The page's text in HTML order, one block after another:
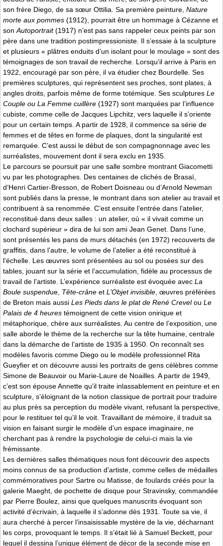
son frère Diego, de sa sœur Ottilia. Sa première peinture, Nature
morte aux pommes (1912), pourrait être un hommage à Cézanne et
son Autoportrait(1917) n’est pas sans rappeler ceux peints par son
père dans une tradition postimpressioniste. Il s’essaie à la sculpture
et plusieurs « plâtres enduits d’un isolant pour le moulage » sont des
témoignages de son travail de recherche. Lorsqu’il arrive à Paris en
1922, encouragé par son père, il va étudier chez Bourdelle. Ses
premières sculptures, qui représentent ses proches, sont plates, à
angles droits, parfois même de forme totémique. Ses sculptures Le
Couple ou La Femme cuillère (1927) sont marquées par l’influence
cubiste, comme celle de Jacques Lipchitz, vers laquelle il s’oriente
pour un certain temps. A partir de 1928, il commence sa série de
femmes et de têtes en forme de plaques, dont la singularité est
remarquée. C’est aussi le début de son compagnonnage avec les
surréalistes, mouvement dont il sera exclu en 1935.
Le parcours se poursuit par une salle sombre montrant Giacometti
vu par les photographes. Des centaines de clichés de Brasaï,
d’Henri Cartier-Bresson, de Robert Doisneau ou d’Arnold Newman
sont publiés dans la presse, le montrant dans son atelier au travail et
contribuent à sa renommée. C’est ensuite l’entrée dans l’atelier,
reconstitué dans deux salles : un atelier, où « il vivait comme un
clochard supérieur » dira de lui son ami Jean Genet. Dans l’une,
sont présentés les pans de murs détachés (en 1972) recouverts de
graffitis, dans l’autre, le volume de l’atelier a été reconstitué à
l’échelle. Les œuvres sont présentées au sol ou posées sur des
tables, jouant sur la série et l’accumulation, fidèle au processus de
travail de l’artiste. L’expérience surréaliste est évoquée avec La
Boule suspendue, Tête-crâne et L’Objet invisible , œuvres préférées
de Breton mais aussi Les Pieds dans le plat de René Crevelou Le
Palais de 4 heures témoignent de cette vision onirique et
métaphorique, chère aux surréalistes. Au centre de l’exposition, une
salle aborde le thème de la recherche sur la tête humaine, centrale
dans la démarche de l’artiste de 1935 à 1950. On reconnaît ses
modèles favoris comme Diego ou le modèle professionnel Rita
Gueyfier et on découvre aussi les portraits de gens célèbres comme
Simone de Beauvoir ou Marie-Laure de Noailles. A partir de 1949,
c’est son épouse Annette qu’il traite inlassablement en peinture et en
sculpture, s’éloignant de la notion classique de portrait pour traduire
au plus près sa perception du modèle vivant, refusant la perspective,
pour le restituer tel qu’il le voit. Travaillant de mémoire, il traduit sa
vision en faisant surgir le modèle d’un espace imaginaire, ne
cherchant pas à rendre la psychologie de celui-ci mais la vie
frémissante.
Les dernières salles thématiques nous font découvrir des aspects
moins connus de sa production d’artiste, comme celles de médailles
commémoratives pour Sartre ou Matisse, de foulards créés pour la
galerie Maeght, de pochette de disque pour Stravinsky, commandée
par Pierre Boulez, ainsi que quelques manuscrits évoquant son
activité d’écrivain, à laquelle il s’adonne dès 1931. Toute sa vie, il
aura cherché à percer l’insaisissable mystère de la vie, décharnant
les corps, provoquant le temps. Il s’était lié à Samuel Beckett, pour
lequel il dessina l’unique élément de décor de la seconde mise en